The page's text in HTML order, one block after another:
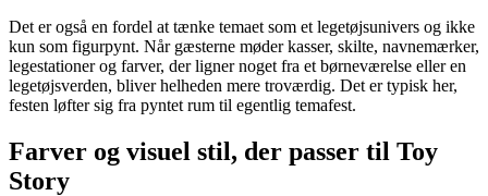
Det er også en fordel at tænke temaet som et legetøjsunivers og ikke
kun som figurpynt. Når gæsterne møder kasser, skilte, navnemærker,
legestationer og farver, der ligner noget fra et børneværelse eller en
legetøjsverden, bliver helheden mere troværdig. Det er typisk her,
festen løfter sig fra pyntet rum til egentlig temafest.
Farver og visuel stil, der passer til Toy
Story